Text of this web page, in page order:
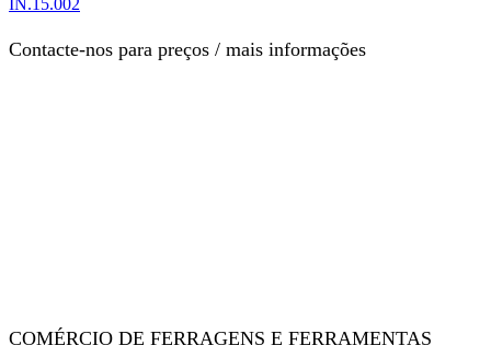
Contacte-nos para preços / mais informações
COMÉRCIO DE FERRAGENS E FERRAMENTAS